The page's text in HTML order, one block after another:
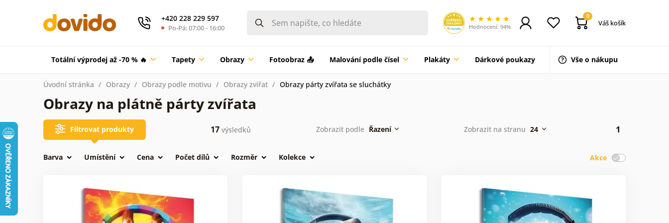
+420 228 229 597
Po-Pá: 07:00 - 16:00 Hodnocení: 94%
0
Váš košík
Totální výprodej až -70 % 🔥 Tapety Obrazy Fotoobraz 📤 Malování podle čísel Plakáty Dárkové poukazy Vše o nákupu
Úvodní stránka Obrazy Obrazy podle motivu Obrazy zvířat Obrazy párty zvířata se sluchátky
Obrazy na plátně párty zvířata
Filtrovat produkty 17 výsledků Zobrazit podle Řazení Zobrazit na stranu 24 1
Akce
Barva Umístění Cena Počet dílů Rozměr Kolekce